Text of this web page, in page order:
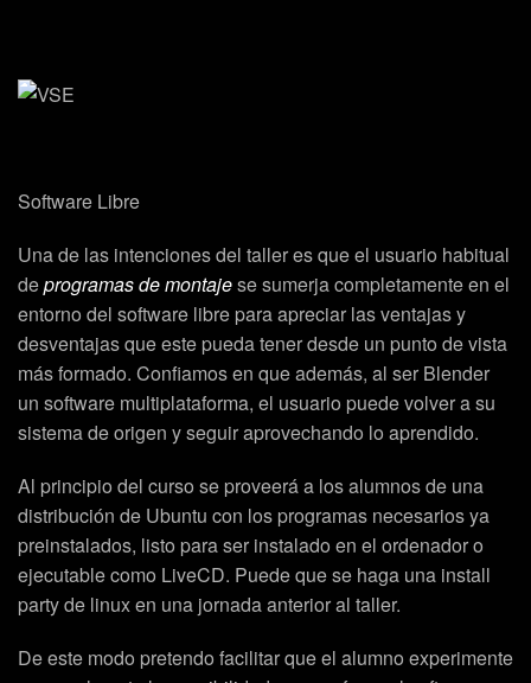
Software Libre
Una de las intenciones del taller es que el usuario habitual
deprogramas de montajese sumerja completamente en el
entorno del software libre para apreciar las ventajas y
desventajas que este pueda tener desde un punto de vista
más formado. Confiamos en que además, al ser Blender
un software multiplataforma, el usuario puede volver a su
sistema de origen y seguir aprovechando lo aprendido.
Al principio del curso se proveerá a los alumnos de una
distribución de Ubuntu con los programas necesarios ya
preinstalados, listo para ser instalado en el ordenador o
ejecutable como LiveCD. Puede que se haga una install
party de linux en una jornada anterior al taller.
De este modo pretendo facilitar que el alumno experimente